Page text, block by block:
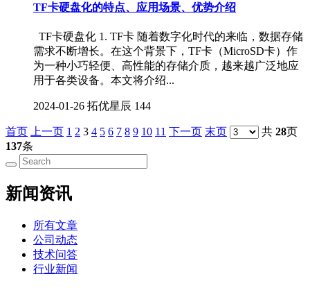
TF卡硬盘化的特点、应用场景、优势介绍
TF卡硬盘化 1. TF卡 随着数字化时代的来临，数据存储
需求不断增长。在这个背景下，TF卡（MicroSD卡）作
为一种小巧轻便、高性能的存储介质，越来越广泛地应
用于各类设备。本文将介绍...
2024-01-26 拓优星辰 144
首页 上一页 1 2 3 4 5 6 7 8 9 10 11 下一页 末页 共 28页
137条
新闻资讯
所有文章
公司动态
技术问答
行业新闻